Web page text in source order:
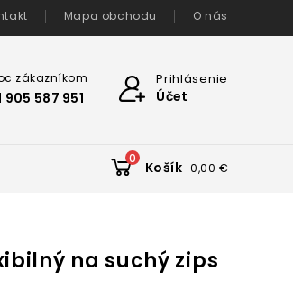
Mapa obchodu O nás
Prihlásenie
Účet
zákazníkom
905 587 951
0
Košík 0,00 €
na suchý zips